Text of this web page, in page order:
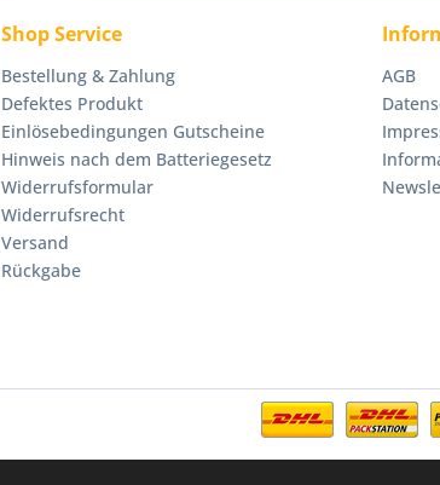
Shop Service
Bestellung & Zahlung
Defektes Produkt
Einlösebedingungen Gutscheine
Hinweis nach dem Batteriegesetz
Widerrufsformular
Widerrufsrecht
Versand
Rückgabe
AGB